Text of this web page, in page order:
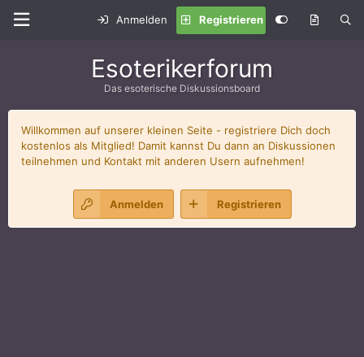
Anmelden Registrieren
Esoterikerforum
Das esoterische Diskussionsboard
Willkommen auf unserer kleinen Seite - registriere Dich doch
kostenlos als Mitglied! Damit kannst Du dann an Diskussionen
teilnehmen und Kontakt mit anderen Usern aufnehmen!
Anmelden Registrieren